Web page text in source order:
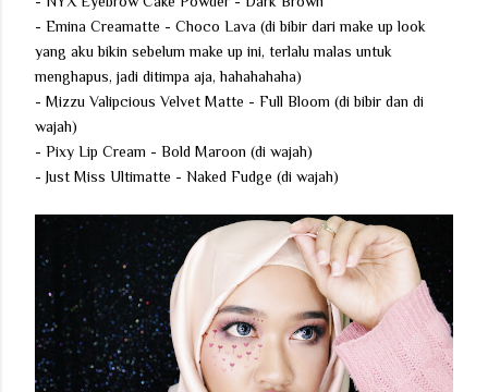
- Emina Creamatte - Choco Lava (di bibir dari make up look
yang aku bikin sebelum make up ini, terlalu malas untuk
menghapus, jadi ditimpa aja, hahahahaha)
- Mizzu Valipcious Velvet Matte - Full Bloom (di bibir dan di
wajah)
- Pixy Lip Cream - Bold Maroon (di wajah)
- Just Miss Ultimatte - Naked Fudge (di wajah)